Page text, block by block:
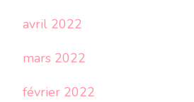
avril 2022
mars 2022
février 2022